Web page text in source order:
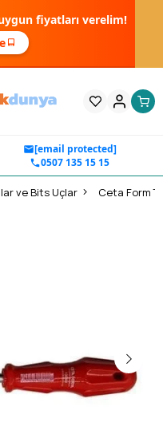
fiyatları verelim!
[email protected]
0507 135 15 15
ve Bits Uçlar Ceta Form